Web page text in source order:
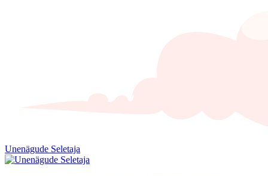
Unenägude Seletaja